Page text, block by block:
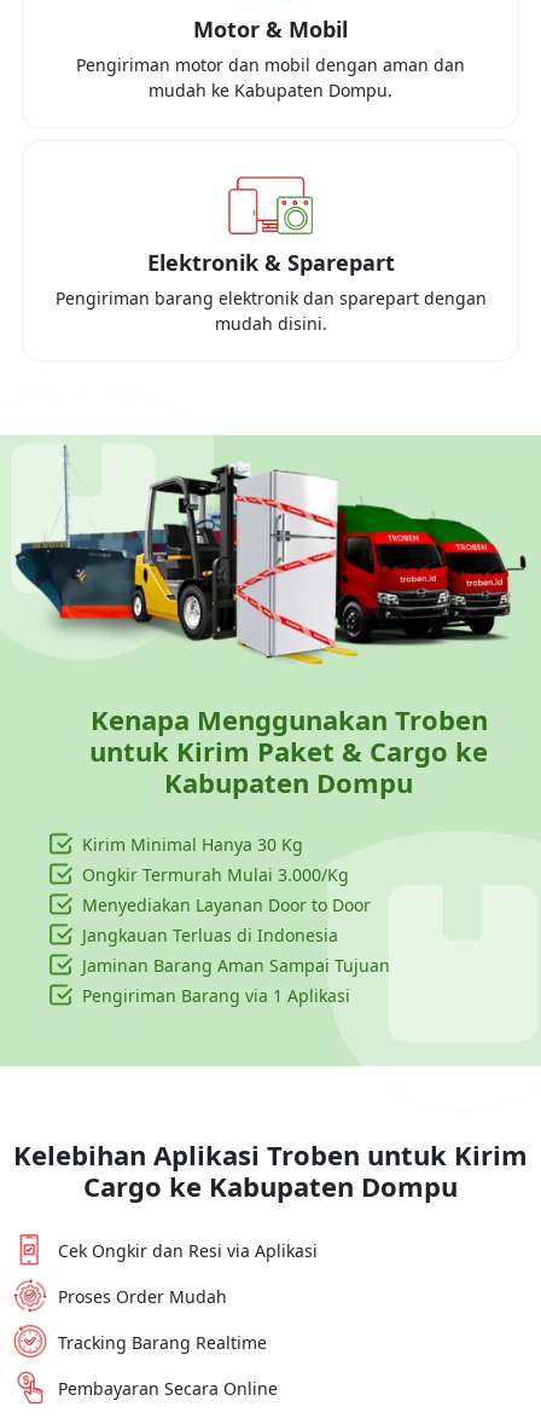
Motor & Mobil
Pengiriman motor dan mobil dengan aman dan
mudah ke Kabupaten Dompu.
Elektronik & Sparepart
Pengiriman barang elektronik dan sparepart dengan
mudah disini.
Kenapa Menggunakan Troben
untuk Kirim Paket & Cargo ke
Kabupaten Dompu
Kirim Minimal Hanya 30 Kg
Ongkir Termurah Mulai 3.000/Kg
Menyediakan Layanan Door to Door
Jangkauan Terluas di Indonesia
Jaminan Barang Aman Sampai Tujuan
Pengiriman Barang via 1 Aplikasi
Kelebihan Aplikasi Troben untuk Kirim
Cargo ke Kabupaten Dompu
Cek Ongkir dan Resi via Aplikasi
Proses Order Mudah
Tracking Barang Realtime
Pembayaran Secara Online